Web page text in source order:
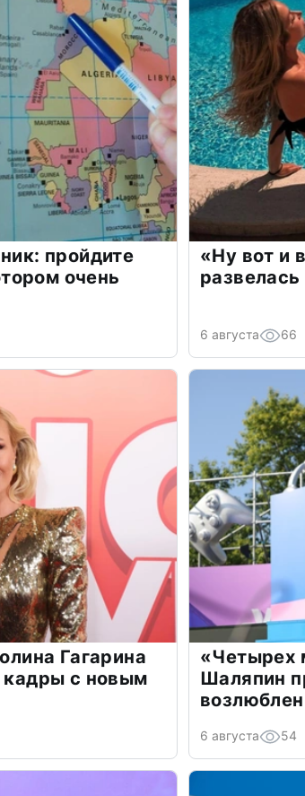
пройдите
очень
«Ну вот и
6 августа 66
Гагарина
кадры с новым
«Четырех
Шаляпин
6 августа 54